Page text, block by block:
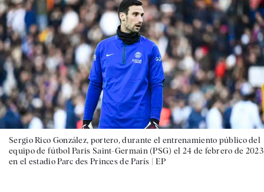
Sergio Rico González, portero, durante el entrenamiento público del
equipo de fútbol Paris Saint-Germain (PSG) el 24 de febrero de 2023
en el estadio Parc des Princes de París | EP